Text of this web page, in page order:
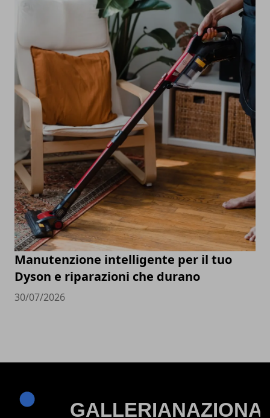
Manutenzione intelligente per il tuo
Dyson e riparazioni che durano
30/07/2026